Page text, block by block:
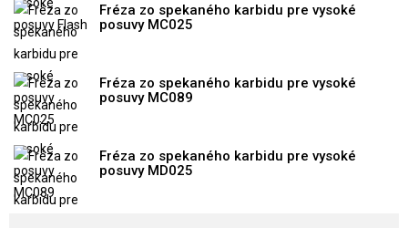
Fréza zo spekaného karbidu pre vysoké
posuvy MC025
Fréza zo spekaného karbidu pre vysoké
posuvy MC089
Fréza zo spekaného karbidu pre vysoké
posuvy MD025